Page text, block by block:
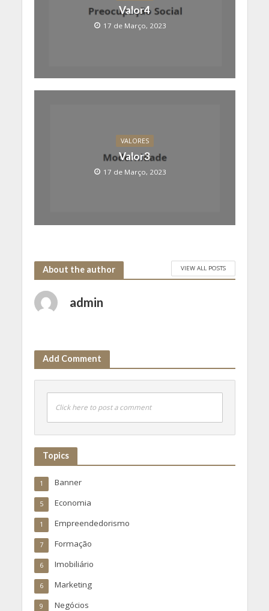
Valor4
17 de Março, 2023
VALORES
Valor3
17 de Março, 2023
About the author VIEW ALL POSTS
admin
Add Comment
Click here to post a comment
Topics
Banner
1
Economia
5
Empreendedorismo
1
Formação
7
Imobiliário
6
Marketing
6
Negócios
9